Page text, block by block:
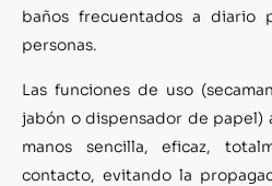
baños frecuentados a diario
personas.
Las funciones de uso
jabón o dispensador de papel)
manos sencilla, eficaz,
contacto, evitando la